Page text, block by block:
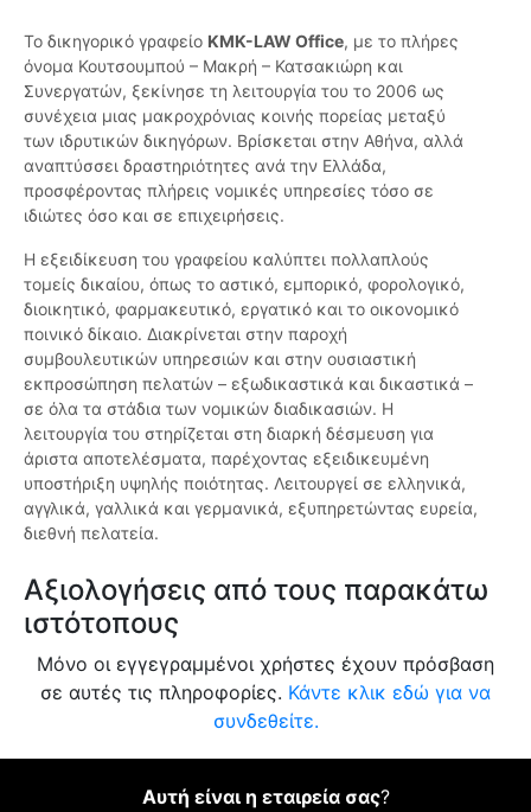
Το δικηγορικό γραφείο KMK-LAW Office, με το πλήρες
όνομα Κουτσουμπού – Μακρή – Κατσακιώρη και
Συνεργατών, ξεκίνησε τη λειτουργία του το 2006 ως
συνέχεια μιας μακροχρόνιας κοινής πορείας μεταξύ
των ιδρυτικών δικηγόρων. Βρίσκεται στην Αθήνα, αλλά
αναπτύσσει δραστηριότητες ανά την Ελλάδα,
προσφέροντας πλήρεις νομικές υπηρεσίες τόσο σε
ιδιώτες όσο και σε επιχειρήσεις.
Η εξειδίκευση του γραφείου καλύπτει πολλαπλούς
τομείς δικαίου, όπως το αστικό, εμπορικό, φορολογικό,
διοικητικό, φαρμακευτικό, εργατικό και το οικονομικό
ποινικό δίκαιο. Διακρίνεται στην παροχή
συμβουλευτικών υπηρεσιών και στην ουσιαστική
εκπροσώπηση πελατών – εξωδικαστικά και δικαστικά –
σε όλα τα στάδια των νομικών διαδικασιών. Η
λειτουργία του στηρίζεται στη διαρκή δέσμευση για
άριστα αποτελέσματα, παρέχοντας εξειδικευμένη
υποστήριξη υψηλής ποιότητας. Λειτουργεί σε ελληνικά,
αγγλικά, γαλλικά και γερμανικά, εξυπηρετώντας ευρεία,
διεθνή πελατεία.
Αξιολογήσεις από τους παρακάτω
ιστότοπους
Μόνο οι εγγεγραμμένοι χρήστες έχουν πρόσβαση
σε αυτές τις πληροφορίες. Κάντε κλικ εδώ για να
συνδεθείτε.
Αυτή είναι η εταιρεία σας?